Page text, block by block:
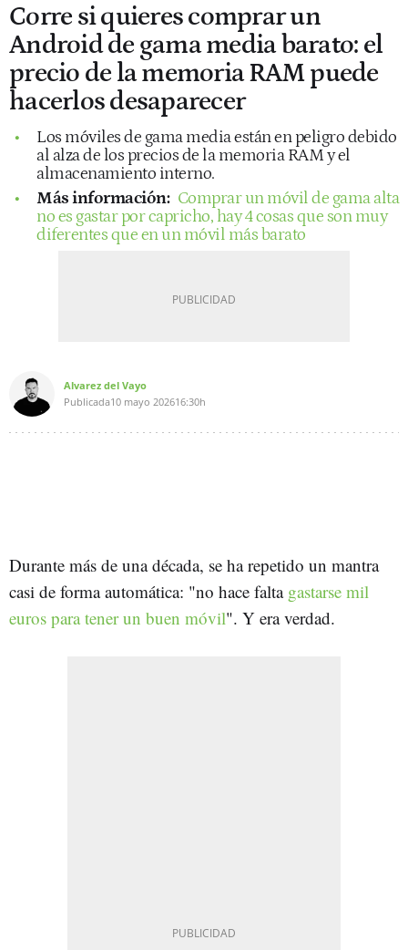
Corre si quieres comprar un
Android de gama media barato: el
precio de la memoria RAM puede
hacerlos desaparecer
Los móviles de gama media están en peligro debido
al alza de los precios de la memoria RAM y el
almacenamiento interno.
Más información: Comprar un móvil de gama alta
no es gastar por capricho, hay 4 cosas que son muy
diferentes que en un móvil más barato
Alvarez del Vayo
Publicada10 mayo 202616:30h
Durante más de una década, se ha repetido un mantra
casi de forma automática: "no hace falta gastarse mil
euros para tener un buen móvil". Y era verdad.